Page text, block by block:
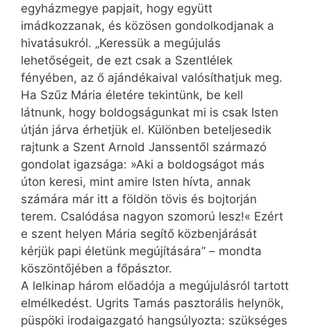
egyházmegye papjait, hogy együtt
imádkozzanak, és közösen gondolkodjanak a
hivatásukról. „Keressük a megújulás
lehetőségeit, de ezt csak a Szentlélek
fényében, az ő ajándékaival valósíthatjuk meg.
Ha Szűz Mária életére tekintünk, be kell
látnunk, hogy boldogságunkat mi is csak Isten
útján járva érhetjük el. Különben beteljesedik
rajtunk a Szent Arnold Janssentől származó
gondolat igazsága: »Aki a boldogságot más
úton keresi, mint amire Isten hívta, annak
számára már itt a földön tövis és bojtorján
terem. Csalódása nagyon szomorú lesz!« Ezért
e szent helyen Mária segítő közbenjárását
kérjük papi életünk megújítására” – mondta
köszöntőjében a főpásztor.
A lelkinap három előadója a megújulásról tartott
elmélkedést. Ugrits Tamás pasztorális helynök,
püspöki irodaigazgató hangsúlyozta: szükséges